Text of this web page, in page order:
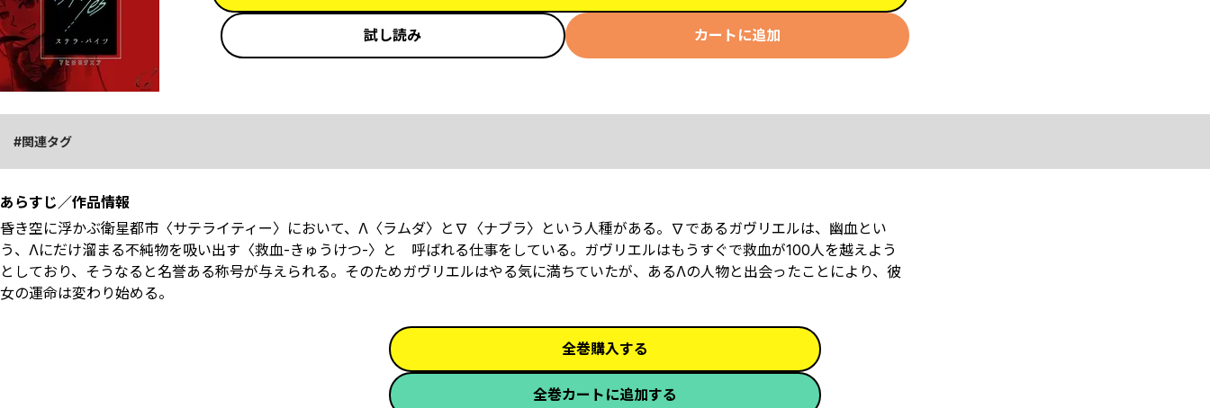
試し読み カートに追加
関連タグ
あらすじ／作品情報
昏き空に浮かぶ衛星都市〈サテライティー〉において、Λ〈ラムダ〉と∇〈ナブラ〉という人種がある。∇であるガヴリエルは、幽血とい
う、Λにだけ溜まる不純物を吸い出す〈救血-きゅうけつ-〉と 呼ばれる仕事をしている。ガヴリエルはもうすぐで救血が100人を越えよう
としており、そうなると名誉ある称号が与えられる。そのためガヴリエルはやる気に満ちていたが、あるΛの人物と出会ったことにより、彼
女の運命は変わり始める。
全巻購入する
全巻カートに追加する